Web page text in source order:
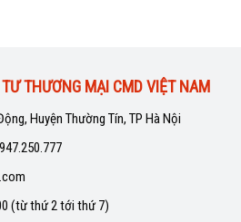
THƯƠNG MẠI CMD VIỆT NAM
Huyện Thường Tín, TP Hà Nội
(từ thứ 2 tới thứ 7)